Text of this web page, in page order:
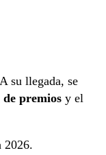
su llegada, se
de premios y el
2026.